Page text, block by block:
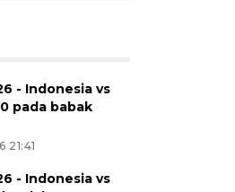
- Indonesia vs
pada babak
21:41
- Indonesia vs